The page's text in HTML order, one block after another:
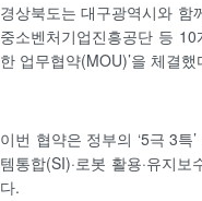
경상북도는 대구광역시와 함
중소벤처기업진흥공단 등 10
한 업무협약(MOU)’을 체결했
이번 협약은 정부의 ‘5극 3특
템통합(SI)·로봇 활용·유지
다.